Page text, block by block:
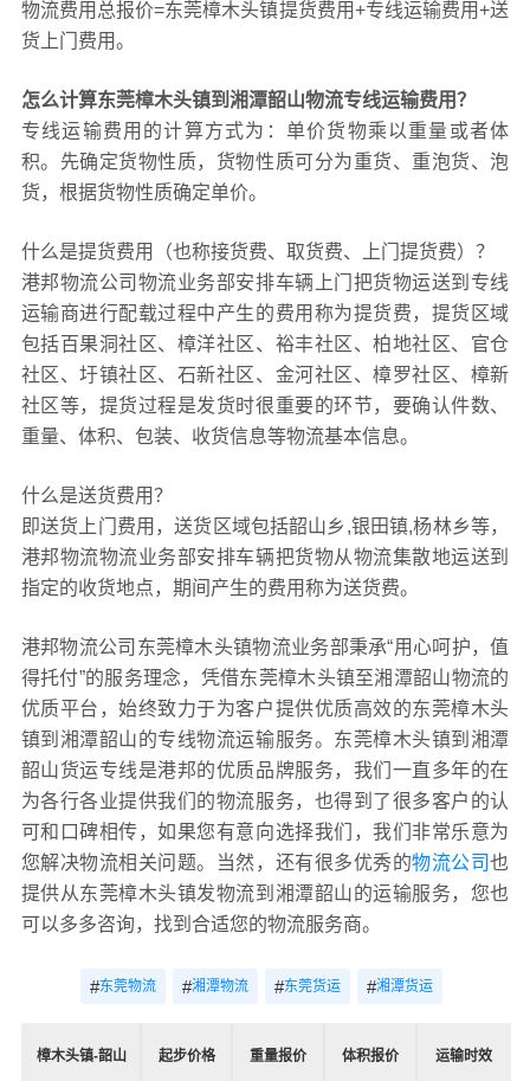
物流费用总报价=东莞樟木头镇提货费用+专线运输费用+送
货上门费用。
怎么计算东莞樟木头镇到湘潭韶山物流专线运输费用？
专线运输费用的计算方式为：单价货物乘以重量或者体
积。先确定货物性质，货物性质可分为重货、重泡货、泡
货，根据货物性质确定单价。
什么是提货费用（也称接货费、取货费、上门提货费）？
港邦物流公司物流业务部安排车辆上门把货物运送到专线
运输商进行配载过程中产生的费用称为提货费，提货区域
包括百果洞社区、樟洋社区、裕丰社区、柏地社区、官仓
社区、圩镇社区、石新社区、金河社区、樟罗社区、樟新
社区等，提货过程是发货时很重要的环节，要确认件数、
重量、体积、包装、收货信息等物流基本信息。
什么是送货费用？
即送货上门费用，送货区域包括韶山乡,银田镇,杨林乡等，
港邦物流物流业务部安排车辆把货物从物流集散地运送到
指定的收货地点，期间产生的费用称为送货费。
港邦物流公司东莞樟木头镇物流业务部秉承“用心呵护，值
得托付”的服务理念，凭借东莞樟木头镇至湘潭韶山物流的
优质平台，始终致力于为客户提供优质高效的东莞樟木头
镇到湘潭韶山的专线物流运输服务。东莞樟木头镇到湘潭
韶山货运专线是港邦的优质品牌服务，我们一直多年的在
为各行各业提供我们的物流服务，也得到了很多客户的认
可和口碑相传，如果您有意向选择我们，我们非常乐意为
您解决物流相关问题。当然，还有很多优秀的物流公司也
提供从东莞樟木头镇发物流到湘潭韶山的运输服务，您也
可以多多咨询，找到合适您的物流服务商。
#东莞物流 #湘潭物流 #东莞货运 #湘潭货运
樟木头镇-韶山 起步价格 重量报价 体积报价 运输时效